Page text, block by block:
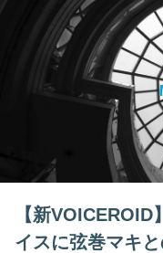
【新
イスに弦巻マキと